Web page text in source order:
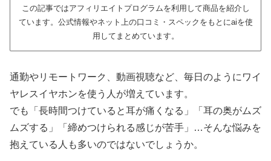
この記事ではアフィリエイトプログラムを利用して商品を紹介し
ています。公式情報やネット上の口コミ・スペックをもとにaiを使
用してまとめています。
通勤やリモートワーク、動画視聴など、毎日のようにワイ
ヤレスイヤホンを使う人が増えています。
でも「長時間つけていると耳が痛くなる」「耳の奥がムズ
ムズする」「締めつけられる感じが苦手」…そんな悩みを
抱えている人も多いのではないでしょうか。